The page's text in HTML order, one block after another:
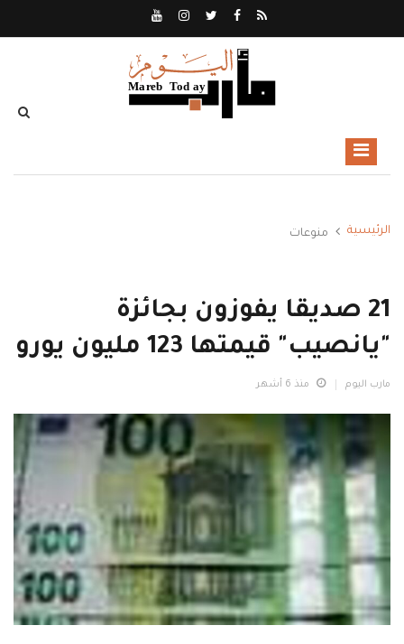
الرئيسية منوعات
21 صديقا يفوزون بجائزة
"يانصيب" قيمتها 123 مليون يورو
مارب اليوم منذ 6 أشهر